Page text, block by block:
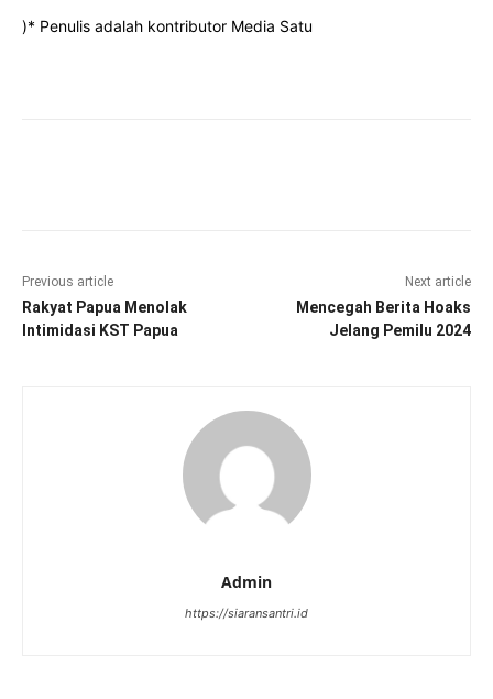
)* Penulis adalah kontributor Media Satu
Previous article
Rakyat Papua Menolak
Intimidasi KST Papua
Next article
Mencegah Berita Hoaks
Jelang Pemilu 2024
Admin
https://siaransantri.id